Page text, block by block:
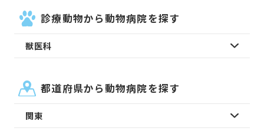
診療動物から動物病院を探す
獣医科
都道府県から動物病院を探す
関東